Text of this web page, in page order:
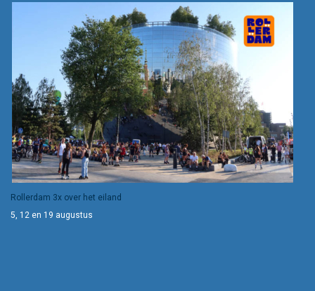
Rollerdam 3x over het eiland
5, 12 en 19 augustus